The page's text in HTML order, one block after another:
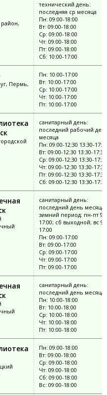
технический день:
последняя ср месяца
Пн: 09:00-18:00
Вт: 09:00-18:00
Ср: 09:00-18:00
Чт: 09:00-18:00
Пт: 09:00-18:00
Сб: 10:00-17:00
Пермь,
Пн: 10:00-17:00
Вт: 10:00-17:00
Ср: 10:00-17:00
Чт: 10:00-17:00
Пт: 10:00-17:00
санитарный день:
последний рабочий
месяца
Пн: 09:00-12:30 13:30-
Вт: 09:00-12:30 13:30-17:30
Ср: 09:00-12:30 13:30-17:30
Чт: 09:00-12:30 13:30-17:30
Пт: 09:00-12:30 13:30-17:30
Сб: 09:00-12:30 13:30-17:30
санитарный день:
последний день месяца;
зимний период: пн-пт
17:00; сб выходной; вс
17:00
Пн: 09:00-17:00
Вт: 09:00-17:00
Ср: 09:00-17:00
Чт: 09:00-17:00
Пт: 09:00-17:00
санитарный день:
последний день месяца
Пн: 10:00-18:00
Вт: 10:00-18:00
Ср: 10:00-18:00
Чт: 10:00-18:00
Пт: 10:00-18:00
Пн: 09:00-18:00
Вт: 09:00-18:00
Ср: 09:00-18:00
Чт: 09:00-18:00
Сб: 09:00-18:00
Вс: 09:00-18:00